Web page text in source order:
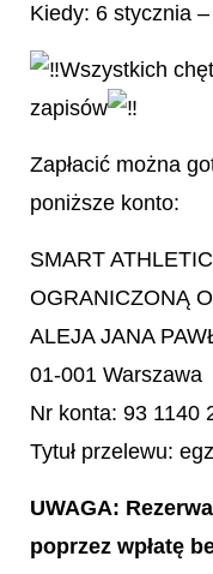
Kiedy: 6 stycznia
Wszystkich
zapisów
Zapłacić można
poniższe konto:
SMART
OGRANICZONĄ
ALEJA JANA
01-001 Warszawa
Nr konta: 93 1140
Tytuł przelewu:
UWAGA:
poprzez wpłatę